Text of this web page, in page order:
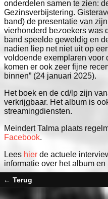
onderdelen samen te zien:
Gezinsverbijstering.
band) de presentatie van
vierhonderd bezoekers was
band speelde geweldig en
nadien liep net niet uit op
voldoende exemplaren voor
komen er ook zeer fijne
binnen” (24 januari 2025).
Het boek en de cd/lp zijn
verkrijgbaar. Het album is
streamingdiensten.
Meindert Talma plaats
Facebook.
Lees hier de actuele
informatie over het album en
← Terug